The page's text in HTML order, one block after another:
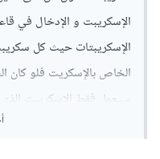
الإسكريبت و الإدخال في
الإسكريبتات حيث كل
الخاص بالإسكريت فلو كان
سيعمل فقط الإسكريبت
الناحية . ولكن يفضل تنظيم